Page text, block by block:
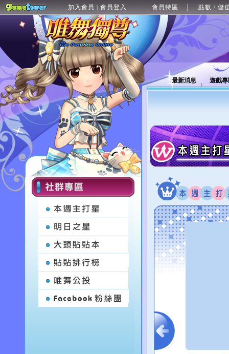
加入會員 | 會員登入 會員特區 點數 / 儲
最新消息 遊戲